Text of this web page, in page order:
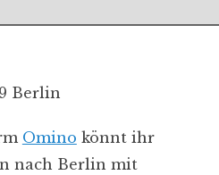
Berlin
Omino könnt ihr
nach Berlin mit